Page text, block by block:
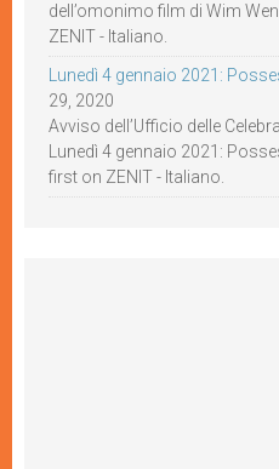
dell’omonimo film di Wim
ZENIT - Italiano.
Lunedì 4 gennaio 2021:
29, 2020
Avviso dell’Ufficio delle
Lunedì 4 gennaio 2021:
first on ZENIT - Italiano.